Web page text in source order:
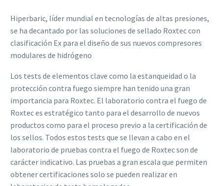
Hiperbaric, líder mundial en tecnologías de altas presiones,
se ha decantado por las soluciones de sellado Roxtec con
clasificación Ex para el diseño de sus nuevos compresores
modulares de hidrógeno
Los tests de elementos clave como la estanqueidad o la
protección contra fuego siempre han tenido una gran
importancia para Roxtec. El laboratorio contra el fuego de
Roxtec es estratégico tanto para el desarrollo de nuevos
productos como para el proceso previo a la certificación de
los sellos. Todos estos tests que se llevan a cabo en el
laboratorio de pruebas contra el fuego de Roxtec son de
carácter indicativo. Las pruebas a gran escala que permiten
obtener certificaciones solo se pueden realizar en